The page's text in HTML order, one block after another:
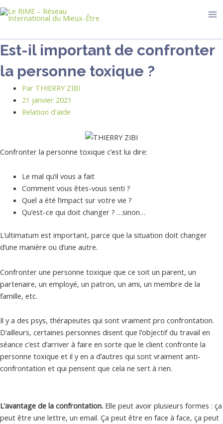
Aller
au
Est-il important de confronter
la personne toxique ?
ParTHIERRY ZIBI
21 janvier 2021
Relation d'aide
Confronter la personne toxique c’est lui dire:
Le mal qu’il vous a fait
Comment vous êtes-vous senti ?
Quel a été l’impact sur votre vie ?
Qu’est-ce qui doit changer ? …sinon…
L’ultimatum est important, parce que la situation doit changer
d’une manière ou d’une autre.
Confronter une personne toxique que ce soit un parent, un
partenaire, un employé, un patron, un ami, un membre de la
famille, etc.
Il y a des psys, thérapeutes qui sont vraiment pro confrontation.
D’ailleurs, certaines personnes disent que l’objectif du travail en
séance c’est d’arriver à faire en sorte que le client confronte la
personne toxique et il y en a d’autres qui sont vraiment anti-
confrontation et qui pensent que cela ne sert à rien.
L’avantage de la confrontation. Elle peut avoir plusieurs formes : ça
peut être une lettre, un email. Ça peut être en face à face, ça peut
une
…